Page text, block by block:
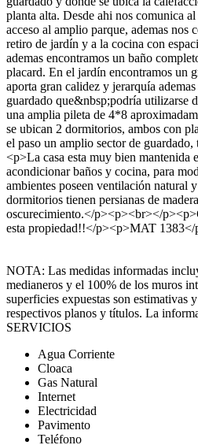
planta alta. Desde ahi nos comunica
acceso al amplio parque, ademas nos
retiro de jardín y a la cocina con
ademas encontramos un baño
placard. En el jardín encontramos un
aporta gran calidez y jerarquía
guardado que&nbsp;podría utilizarse
una amplia pileta de 4*8
se ubican 2 dormitorios, ambos con
el paso un amplio sector de
<p>La casa esta muy bien mantenida
acondicionar baños y cocina, para
ambientes poseen ventilación natural
dormitorios tienen persianas de
oscurecimiento.</p><p><br></
esta propiedad!!</p><p>MAT 1383</
NOTA: Las medidas informadas
medianeros y el 100% de los muros
superficies expuestas son estimativas
respectivos planos y títulos. La
SERVICIOS
Agua Corriente
Cloaca
Gas Natural
Internet
Electricidad
Pavimento
Teléfono